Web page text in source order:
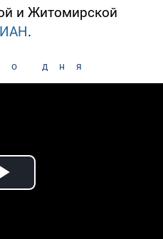
и Житомирской
.
дня
Play Video